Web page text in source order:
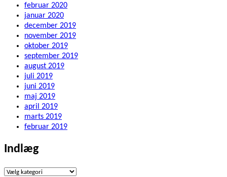
februar 2020
januar 2020
december 2019
november 2019
oktober 2019
september 2019
august 2019
juli 2019
juni 2019
maj 2019
april 2019
marts 2019
februar 2019
Indlæg
Indlæg